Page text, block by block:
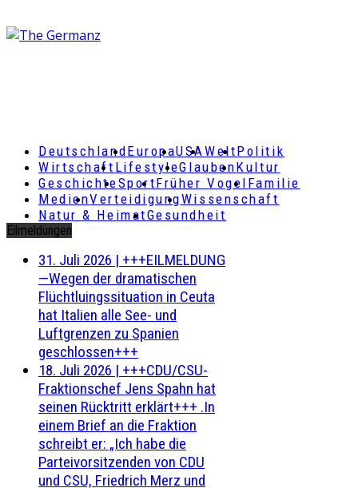
DeutschlandEuropaUSAWeltPolitik
Wirtschaft LifestyleGlaubenKultur
GeschichteSportFrüher Vogel Familie
MedienVerteidigungWissenschaft
Natur & HeimatGesundheit
Eilmeldungen
31. Juli 2026 | +++EILMELDUNG
—Wegen der dramatischen
Flüchtluingssituation in Ceuta
hat Italien alle See- und
Luftgrenzen zu Spanien
geschlossen+++
18. Juli 2026 | +++CDU/CSU-
Fraktionschef Jens Spahn hat
seinen Rücktritt erklärt+++ .In
einem Brief an die Fraktion
schreibt er: „Ich habe die
Parteivorsitzenden von CDU
und CSU, Friedrich Merz und